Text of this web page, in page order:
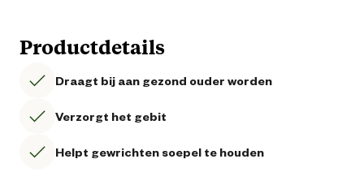
Productdetails
Draagt bij aan gezond ouder worden
Verzorgt het gebit
Helpt gewrichten soepel te houden